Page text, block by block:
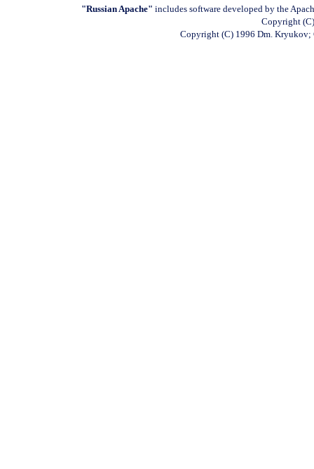
"Russian Apache" includes software developed by the
Copyright
Copyright (C) 1996 Dm.